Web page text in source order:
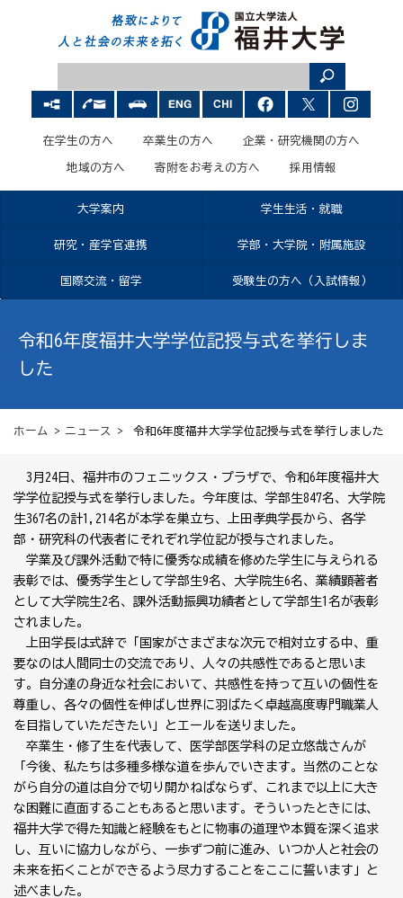
在学生の方へ 卒業生の方へ 企業・研究機関の方へ
地域の方へ 寄附をお考えの方へ 採用情報
大学案内 学生生活・就職
研究・産学官連携 学部・大学院・附属施設
国際交流・留学 受験生の方へ（入試情報）
令和6年度福井大学学位記授与式を挙行しま
した
ホーム > ニュース > 令和6年度福井大学学位記授与式を挙行しました
3月24日、福井市のフェニックス・プラザで、令和6年度福井大
学学位記授与式を挙行しました。今年度は、学部生847名、大学院
生367名の計1,214名が本学を巣立ち、上田孝典学長から、各学
部・研究科の代表者にそれぞれ学位記が授与されました。
学業及び課外活動で特に優秀な成績を修めた学生に与えられる
表彰では、優秀学生として学部生9名、大学院生6名、業績顕著者
として大学院生2名、課外活動振興功績者として学部生1名が表彰
されました。
上田学長は式辞で「国家がさまざまな次元で相対立する中、重
要なのは人間同士の交流であり、人々の共感性であると思いま
す。自分達の身近な社会において、共感性を持って互いの個性を
尊重し、各々の個性を伸ばし世界に羽ばたく卓越高度専門職業人
を目指していただきたい」とエールを送りました。
卒業生・修了生を代表して、医学部医学科の足立悠哉さんが
「今後、私たちは多種多様な道を歩んでいきます。当然のことな
がら自分の道は自分で切り開かねばならず、これまで以上に大き
な困難に直面することもあると思います。そういったときには、
福井大学で得た知識と経験をもとに物事の道理や本質を深く追求
し、互いに協力しながら、一歩ずつ前に進み、いつか人と社会の
未来を拓くことができるよう尽力することをここに誓います」と
述べました。